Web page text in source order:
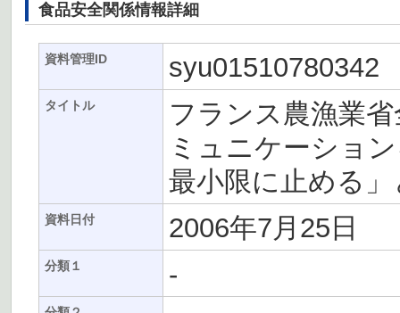
食品安全関係情報詳細
資料管理ID syu01510780342
タイトル
フランス農漁業
ミュニケーショ
最小限に止める
資料日付 2006年7月25日
分類１ -